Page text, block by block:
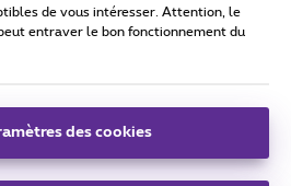
Proximus
27 - B-1030 Bruxelles.
de vous intéresser. Attention, le
entraver le bon fonctionnement du
des cookies